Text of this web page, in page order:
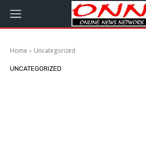
Home Uncategorized
UNCATEGORIZED